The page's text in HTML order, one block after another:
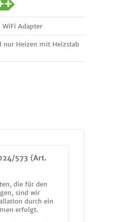
Adapter
nur Heizen mit Heizstab
573 (Art.
die für den
sind wir
durch ein
erfolgt.